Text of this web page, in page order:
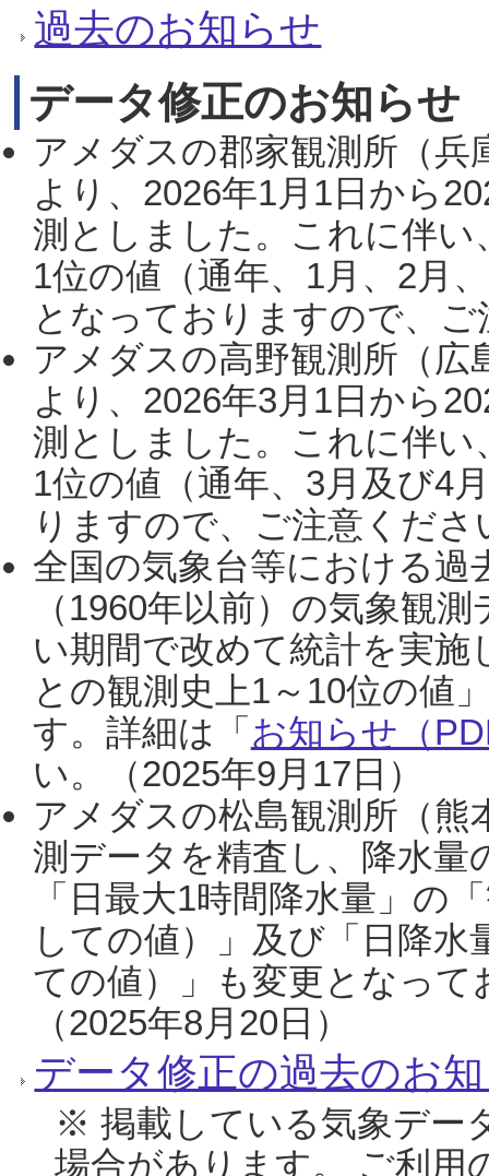
過去のお知らせ
データ修正のお知らせ
アメダスの郡家観測所（
より、2026年1月1日から
測としました。これに伴い
1位の値（通年、1月、2月
となっておりますので、
アメダスの高野観測所（
より、2026年3月1日から
測としました。これに伴い
1位の値（通年、3月及び4
りますので、ご注意くだ
全国の気象台等における過
（1960年以前）の気象観
い期間で改めて統計を実
との観測史上1～10位の値
す。詳細は「 お知らせ（
い。（2025年9月17日）
アメダスの松島観測所（熊
測データを精査し、降水
「日最大1時間降水量」の
しての値）」及び「日降
ての値）」も変更となっ
（2025年8月20日）
データ修正の過去のお
※ 掲載している気象デー
場合があります。 ご利用